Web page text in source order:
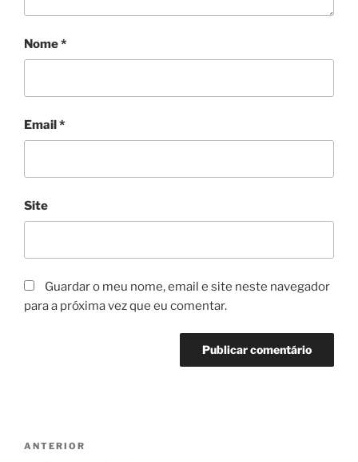
Nome*
Email*
Site
Guardar o meu nome, email e site neste navegador
para a próxima vez que eu comentar.
Navegação
Conteúdo
ANTERIOR